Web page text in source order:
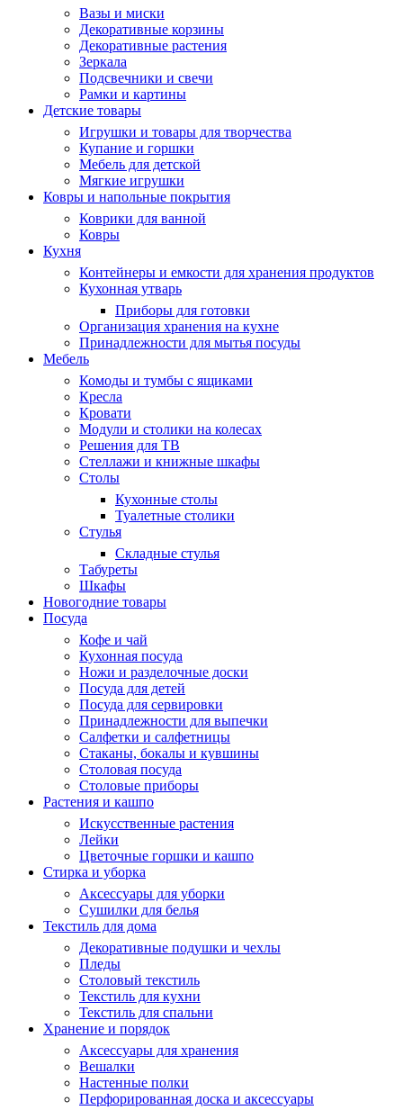
Вазы и миски
Декоративные корзины
Декоративные растения
Зеркала
Подсвечники и свечи
Рамки и картины
Детские товары
Игрушки и товары для творчества
Купание и горшки
Мебель для детской
Мягкие игрушки
Ковры и напольные покрытия
Коврики для ванной
Ковры
Кухня
Контейнеры и емкости для хранения продуктов
Кухонная утварь
Приборы для готовки
Организация хранения на кухне
Принадлежности для мытья посуды
Мебель
Комоды и тумбы с ящиками
Кресла
Кровати
Модули и столики на колесах
Решения для ТВ
Стеллажи и книжные шкафы
Столы
Кухонные столы
Туалетные столики
Стулья
Складные стулья
Табуреты
Шкафы
Новогодние товары
Посуда
Кофе и чай
Кухонная посуда
Ножи и разделочные доски
Посуда для детей
Посуда для сервировки
Принадлежности для выпечки
Салфетки и салфетницы
Стаканы, бокалы и кувшины
Столовая посуда
Столовые приборы
Растения и кашпо
Искусственные растения
Лейки
Цветочные горшки и кашпо
Стирка и уборка
Аксессуары для уборки
Сушилки для белья
Текстиль для дома
Декоративные подушки и чехлы
Пледы
Столовый текстиль
Текстиль для кухни
Текстиль для спальни
Хранение и порядок
Аксессуары для хранения
Вешалки
Настенные полки
Перфорированная доска и аксессуары